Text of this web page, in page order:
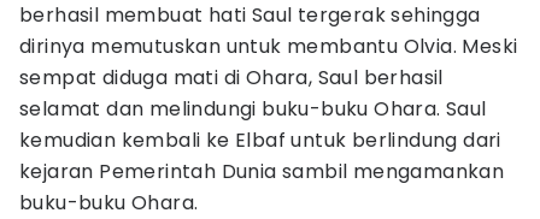
berhasil membuat hati Saul tergerak sehingga
dirinya memutuskan untuk membantu Olvia. Meski
sempat diduga mati di Ohara, Saul berhasil
selamat dan melindungi buku-buku Ohara. Saul
kemudian kembali ke Elbaf untuk berlindung dari
kejaran Pemerintah Dunia sambil mengamankan
buku-buku Ohara.